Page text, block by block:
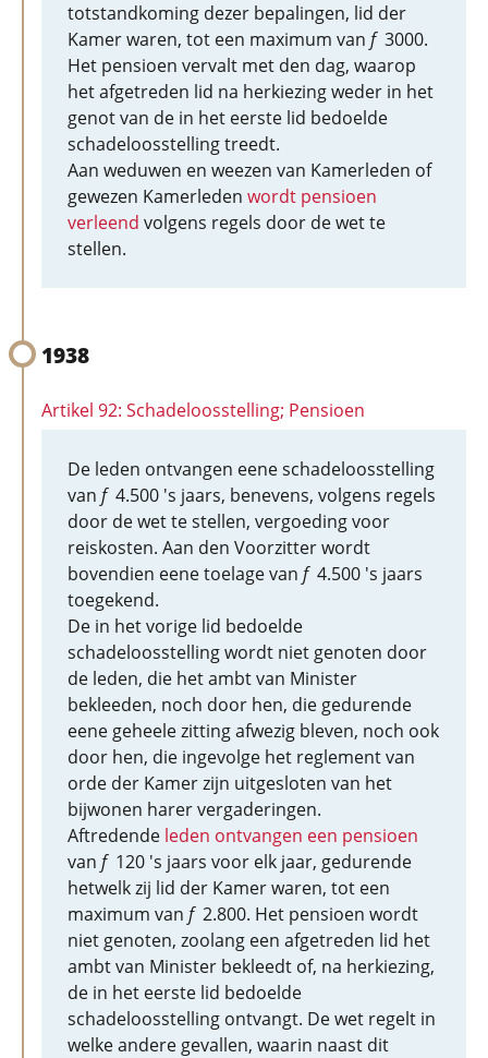
totstandkoming dezer bepalingen, lid der
Kamer waren, tot een maximum van f3000.
Het pensioen vervalt met den dag, waarop
het afgetreden lid na herkiezing weder in het
genot van de in het eerste lid bedoelde
schadeloosstelling treedt.
Aan weduwen en weezen van Kamerleden of
gewezen Kamerleden wordt pensioen
verleend volgens regels door de wet te
stellen.
1938
Artikel 92: Schadeloosstelling; Pensioen
De leden ontvangen eene schadeloosstelling
van f4.500 's jaars, benevens, volgens regels
door de wet te stellen, vergoeding voor
reiskosten. Aan den Voorzitter wordt
bovendien eene toelage van f4.500 's jaars
toegekend.
De in het vorige lid bedoelde
schadeloosstelling wordt niet genoten door
de leden, die het ambt van Minister
bekleeden, noch door hen, die gedurende
eene geheele zitting afwezig bleven, noch ook
door hen, die ingevolge het reglement van
orde der Kamer zijn uitgesloten van het
bijwonen harer vergaderingen.
Aftredende leden ontvangen een pensioen
van f120 's jaars voor elk jaar, gedurende
hetwelk zij lid der Kamer waren, tot een
maximum van f2.800. Het pensioen wordt
niet genoten, zoolang een afgetreden lid het
ambt van Minister bekleedt of, na herkiezing,
de in het eerste lid bedoelde
schadeloosstelling ontvangt. De wet regelt in
welke andere gevallen, waarin naast dit